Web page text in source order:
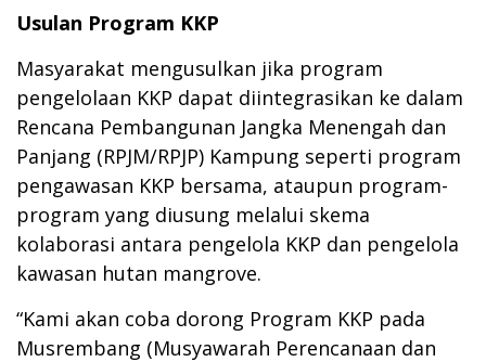
Usulan Program KKP
Masyarakat mengusulkan jika program
pengelolaan KKP dapat diintegrasikan ke dalam
Rencana Pembangunan Jangka Menengah dan
Panjang (RPJM/RPJP) Kampung seperti program
pengawasan KKP bersama, ataupun program-
program yang diusung melalui skema
kolaborasi antara pengelola KKP dan pengelola
kawasan hutan mangrove.
“Kami akan coba dorong Program KKP pada
Musrembang (Musyawarah Perencanaan dan